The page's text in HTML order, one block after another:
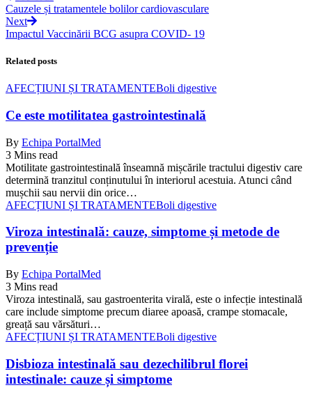
Cauzele și tratamentele bolilor cardiovasculare
Next
Impactul Vaccinării BCG asupra COVID- 19
Related posts
AFECȚIUNI ȘI TRATAMENTEBoli digestive
Ce este motilitatea gastrointestinală
By Echipa PortalMed
3 Mins read
Motilitate gastrointestinală înseamnă mișcările tractului digestiv care
determină tranzitul conținutului în interiorul acestuia. Atunci când
mușchii sau nervii din orice…
AFECȚIUNI ȘI TRATAMENTEBoli digestive
Viroza intestinală: cauze, simptome și metode de
prevenție
By Echipa PortalMed
3 Mins read
Viroza intestinală, sau gastroenterita virală, este o infecție intestinală
care include simptome precum diaree apoasă, crampe stomacale,
greață sau vărsături…
AFECȚIUNI ȘI TRATAMENTEBoli digestive
Disbioza intestinală sau dezechilibrul florei
intestinale: cauze și simptome